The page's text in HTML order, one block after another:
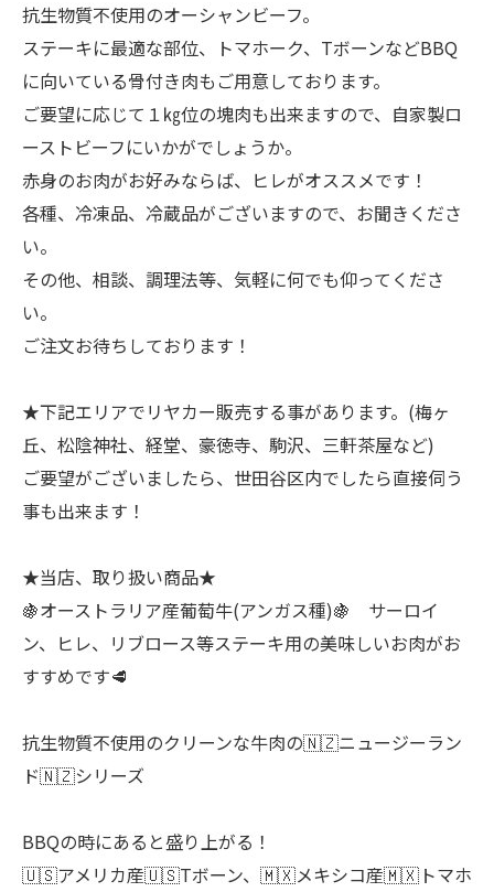
抗生物質不使用のオーシャンビーフ。
ステーキに最適な部位、トマホーク、TボーンなどBBQ
に向いている骨付き肉もご用意しております。
ご要望に応じて１㎏位の塊肉も出来ますので、自家製ロ
ーストビーフにいかがでしょうか。
赤身のお肉がお好みならば、ヒレがオススメです！
各種、冷凍品、冷蔵品がございますので、お聞きくださ
い。
その他、相談、調理法等、気軽に何でも仰ってくださ
い。
ご注文お待ちしております！
★下記エリアでリヤカー販売する事があります。(梅ヶ
丘、松陰神社、経堂、豪徳寺、駒沢、三軒茶屋など)
ご要望がございましたら、世田谷区内でしたら直接伺う
事も出来ます！
★当店、取り扱い商品★
🍇オーストラリア産葡萄牛(アンガス種)🍇 サーロイ
ン、ヒレ、リブロース等ステーキ用の美味しいお肉がお
すすめです🥩
抗生物質不使用のクリーンな牛肉の🇳🇿ニュージーラン
ド🇳🇿シリーズ
BBQの時にあると盛り上がる！
🇺🇸アメリカ産🇺🇸Tボーン、🇲🇽メキシコ産🇲🇽トマホ